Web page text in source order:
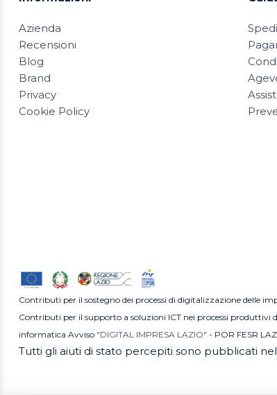
Azienda
Recensioni
Blog
Brand
Privacy
Cookie Policy
Contributi per il sostegno dei processi di digitalizzazione delle
Contributi per il supporto a soluzioni ICT nei processi
informatica Avviso "DIGITAL IMPRESA LAZIO" - POR FESR
Tutti gli aiuti di stato percepiti sono pubblicati